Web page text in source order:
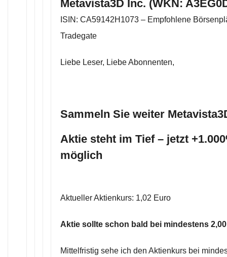
Metavista3D Inc. (WKN:
ISIN: CA59142H1073 – Empfohlene
Tradegate
Liebe Leser, Liebe Abonnenten,
Sammeln Sie weiter
Aktie steht im Tief – jetzt
möglich
Aktueller Aktienkurs: 1,02 Euro
Aktie sollte schon bald bei mindestens
Mittelfristig sehe ich den Aktienkurs bei